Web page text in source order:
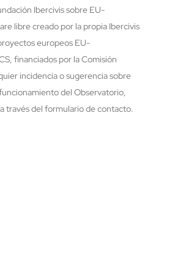
Ibercivis sobre EU-
libre creado por la propia Ibercivis
europeos EU-
financiados por la Comisión
incidencia o sugerencia sobre
del Observatorio,
través del formulario de contacto.